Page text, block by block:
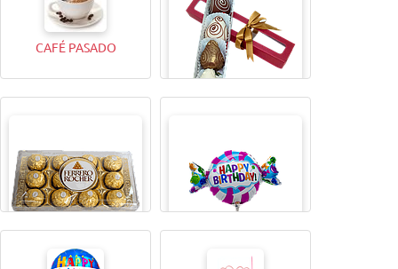
CAFÉ PASADO
BOMBONES FERRERO
GLOBO METALICO 9"